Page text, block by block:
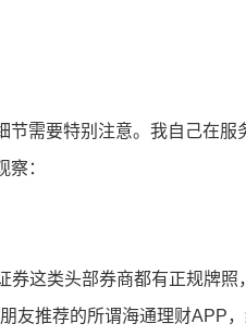
节需要特别注意。我自己在
：
券这类头部券商都有正规牌
友推荐的所谓海通理财APP